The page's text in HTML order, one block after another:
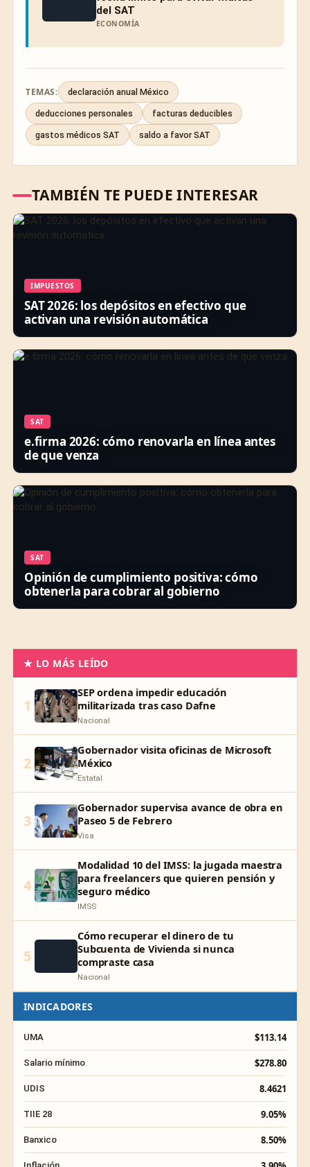
del SAT
ECONOMÍA
TEMAS: declaración anual México
deducciones personales facturas deducibles
gastos médicos SAT saldo a favor SAT
TAMBIÉN TE PUEDE INTERESAR
IMPUESTOS
SAT 2026: los depósitos en efectivo que
activan una revisión automática
SAT
e.firma 2026: cómo renovarla en línea antes
de que venza
SAT
Opinión de cumplimiento positiva: cómo
obtenerla para cobrar al gobierno
★ LO MÁS LEÍDO
1
SEP ordena impedir educación
militarizada tras caso Dafne
Nacional
2
Gobernador visita oficinas de Microsoft
México
Estatal
3
Gobernador supervisa avance de obra en
Paseo 5 de Febrero
Visa
4
Modalidad 10 del IMSS: la jugada maestra
para freelancers que quieren pensión y
seguro médico
IMSS
5
Cómo recuperar el dinero de tu
Subcuenta de Vivienda si nunca
compraste casa
Nacional
INDICADORES
UMA $113.14
Salario mínimo $278.80
UDIS 8.4621
TIIE 28 9.05%
Banxico 8.50%